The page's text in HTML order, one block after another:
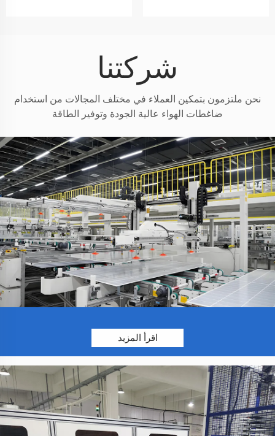
شركتنا
نحن ملتزمون بتمكين العملاء في مختلف المجالات من استخدام
ضاغطات الهواء عالية الجودة وتوفير الطاقة
اقرأ المزيد